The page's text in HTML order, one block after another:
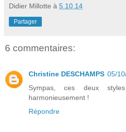
Didier Millotte à 5.10.14
Partager
6 commentaires:
Christine DESCHAMPS 05/
Sympas, ces deux
harmonieusement !
Répondre